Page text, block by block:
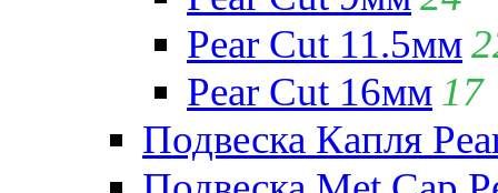
Pear Cut 11.5мм
Pear Cut 16мм 17
Подвеска Капля